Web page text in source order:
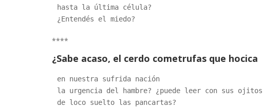
hasta la última célula?
¿Entendés el miedo?
****
¿Sabe acaso, el cerdo cometrufas que hocica
en nuestra sufrida nación
la urgencia del hambre? ¿puede leer con sus ojitos
de loco suelto las pancartas?